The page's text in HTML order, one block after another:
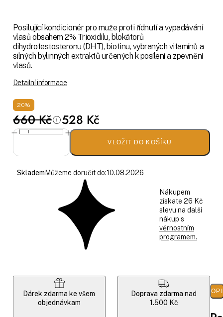
Posilující kondicionér pro muže proti řídnutí a vypadávání
vlasů obsahem 2% Trioxidilu, blokátorů
dihydrotestosteronu (DHT), biotinu, vybraných vitamínů a
silných bylinných extraktů určených k posílení a zpevnění
vlasů.
Detailní informace
20%
660 Kč 528 Kč
VLOŽIT DO KOŠÍKU
Skladem Můžeme doručit do:10.08.2026
Nákupem
získate 26 Kč
slevu na další
nákup s
věrnostním
programem.
Dárek zdarma ke všem
objednávkam
Doprava zdarma nad
1.500 Kč